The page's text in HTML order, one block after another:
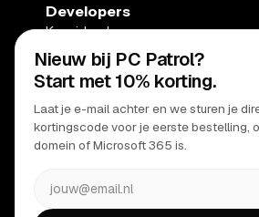
Developers
Kennisbank
API
Ondersteuning
Webmail
Status pagina